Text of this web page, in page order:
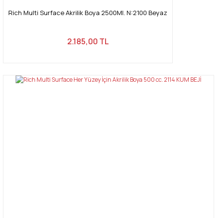
Rich Multi Surface Akrilik Boya 2500Ml. N:2100 Beyaz
2.185,00 TL